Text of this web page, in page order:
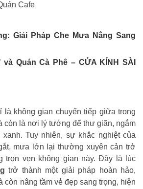
Cafe
Giải Pháp Che Mưa Nắng Sang
Quán Cà Phê – CỬA KÍNH SÀI
là không gian chuyển tiếp giữa trong
còn là nơi lý tưởng để thư giãn, ngắm
xanh. Tuy nhiên, sự khắc nghiệt của
mưa lớn lại thường xuyên cản trở
trọn vẹn không gian này. Đây là lúc
trở thành một giải pháp hoàn hảo,
còn nâng tầm vẻ đẹp sang trọng, hiện